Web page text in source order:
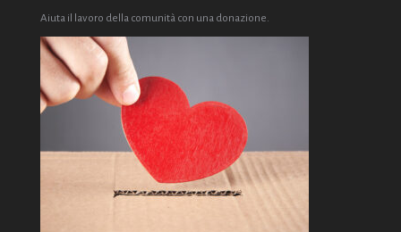
Aiuta il lavoro della comunità con una donazione.